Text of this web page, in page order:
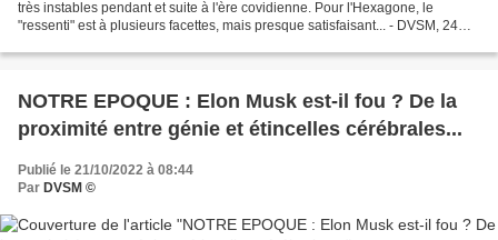
très instables pendant et suite à l'ère covidienne. Pour l'Hexagone, le
"ressenti" est à plusieurs facettes, mais presque satisfaisant... - DVSM, 24
NOTRE EPOQUE : Elon Musk est-il fou ? De la
proximité entre génie et étincelles cérébrales...
Publié le 21/10/2022 à 08:44
Par DVSM ©